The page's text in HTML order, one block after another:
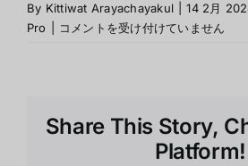
By Kittiwat Arayachayakul 14 2月
Pro
เปรียบ
vs
コメントを受け付けていません
Share This Story,
Platform!